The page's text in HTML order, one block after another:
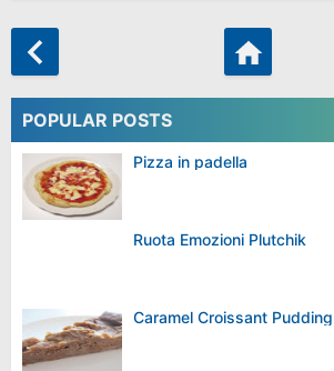
POPULAR POSTS
Pizza in padella
Ruota Emozioni Plutchik
Caramel Croissant